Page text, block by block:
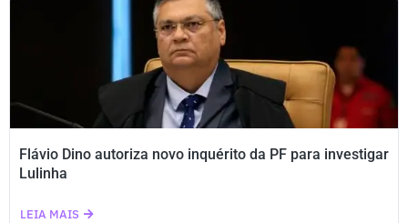
Flávio Dino autoriza novo inquérito da PF para investigar
Lulinha
LEIA MAIS